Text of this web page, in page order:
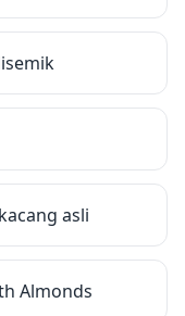
asli
Almonds